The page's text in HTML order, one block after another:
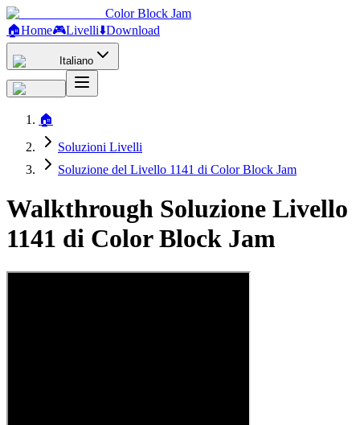
Color Block Jam
🏠Home🎮Livelli⬇️Download
Italiano
🏠
Soluzioni Livelli
Soluzione del Livello 1141 di Color Block Jam
Walkthrough Soluzione Livello
1141 di Color Block Jam